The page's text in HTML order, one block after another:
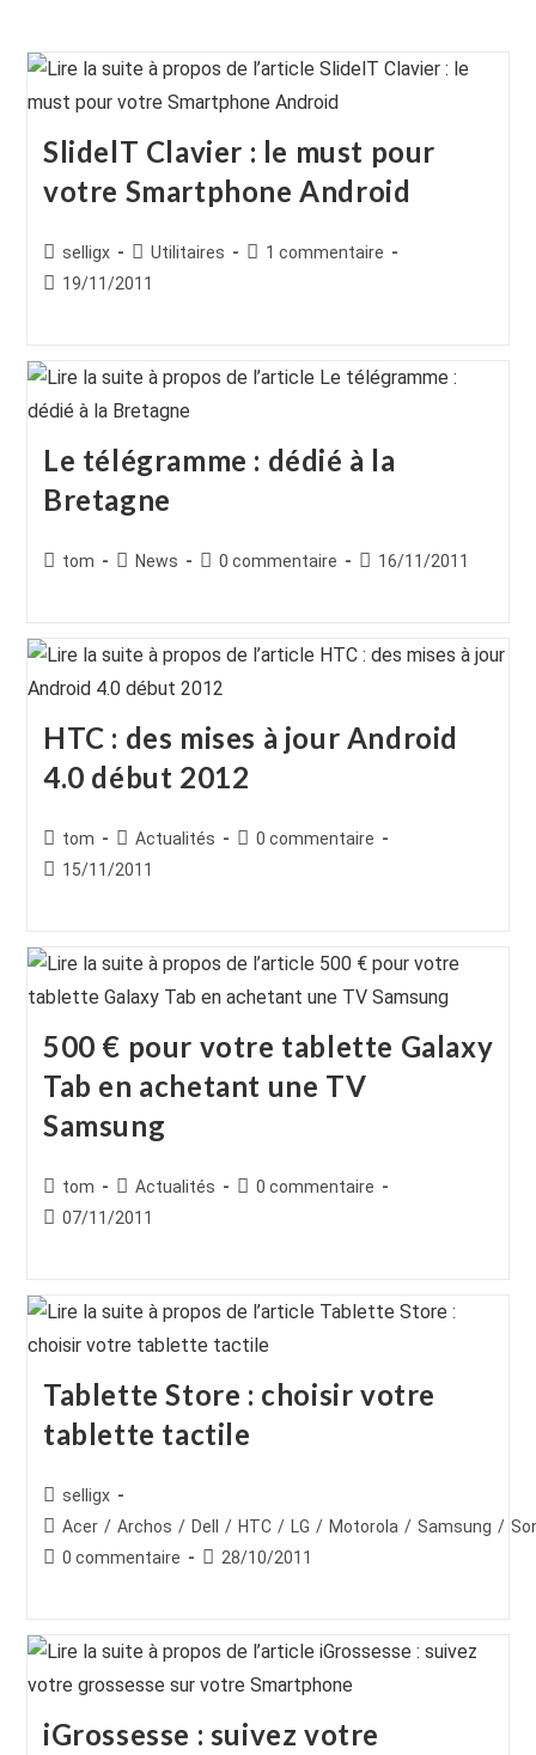
SlidelT Clavier : le must pour
votre Smartphone Android
Auteur/autrice
de
selligx
Post
category:
Utilitaires
Commentaires
1 commentaire
Publication
19/11/2011
Le télégramme : dédié à la
Bretagne
Auteur/autrice
publication :
tom
PostNews
Commentaires
0 commentaire
Publication
16/11/2011
HTC : des mises à jour Android
4.0 début 2012
Auteur/autrice
de
tom
Post
category:
Actualités
Commentaires
0 commentaire
Publication
15/11/2011
500 € pour votre tablette Galaxy
Tab en achetant une TV
Samsung
Auteur/autrice
de
tom
Post
category:
Actualités
Commentaires
0 commentaire
Publication
07/11/2011
Tablette Store : choisir votre
tablette tactile
Auteur/autrice
de
publication :
selligx
Post
category:
Acer / Archos / Dell / HTC / LG / Motorola / Samsung /
Commentaires
publication :
0 commentaire
Publication
28/10/2011
iGrossesse : suivez votre